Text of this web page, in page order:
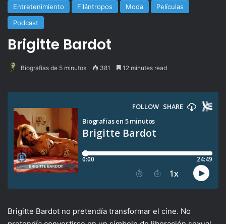
Entretenimiento
Filántropos Moda
Películas
Podcast
Brigitte Bardot
Biografías de 5 minutos 381 12 minutes read
Brigitte Bardot no pretendía transformar el cine. No